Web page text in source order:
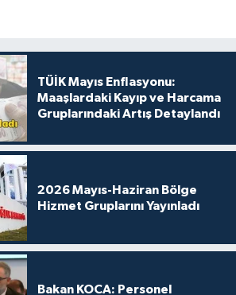
TÜİK Mayıs Enflasyonu:
Maaşlardaki Kayıp ve Harcama
Gruplarındaki Artış Detaylandı
2026 Mayıs-Haziran Bölge
Hizmet Gruplarını Yayınladı
Bakan KOCA: Personel